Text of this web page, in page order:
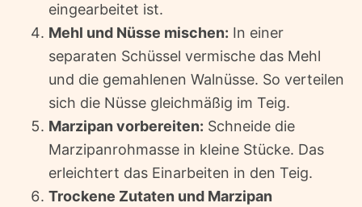
eingearbeitet ist.
Mehl und Nüsse mischen: In einer
separaten Schüssel vermische das Mehl
und die gemahlenen Walnüsse. So verteilen
sich die Nüsse gleichmäßig im Teig.
Marzipan vorbereiten: Schneide die
Marzipanrohmasse in kleine Stücke. Das
erleichtert das Einarbeiten in den Teig.
Trockene Zutaten und Marzipan